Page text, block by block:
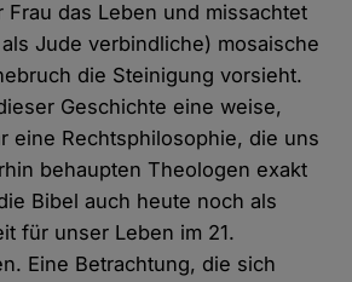
das Leben und missachtet
Jude verbindliche) mosaische
die Steinigung vorsieht.
Geschichte eine weise,
eine Rechtsphilosophie, die uns
behaupten Theologen exakt
Bibel auch heute noch als
für unser Leben im 21.
Eine Betrachtung, die sich